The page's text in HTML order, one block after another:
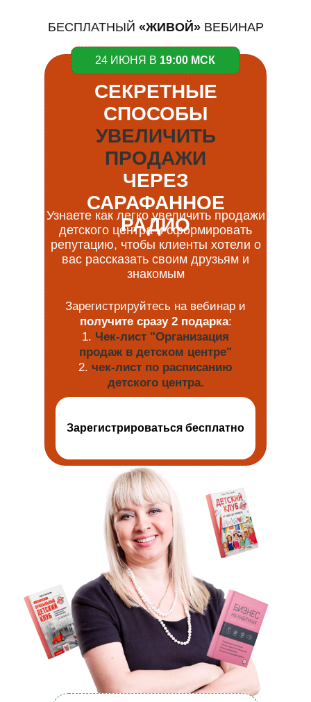
СЕКРЕТНЫЕ
СПОСОБЫ
УВЕЛИЧИТЬ
ПРОДАЖИ
ЧЕРЕЗ
САРАФАННОЕ
РАДИО
Зарегистрироваться бесплатно
Зарегистрируйтесь на вебинар и
получите сразу 2 подарка:
1. Чек-лист "Организация
продаж в детском центре"
2. чек-лист по расписанию
детского центра.
Узнаете как легко увеличить продажи
детского центра и сформировать
репутацию, чтобы клиенты хотели о
вас рассказать своим друзьям и
знакомым
БЕСПЛАТНЫЙ «ЖИВОЙ»ВЕБИНАР
24 ИЮНЯ В 19:00 МСК